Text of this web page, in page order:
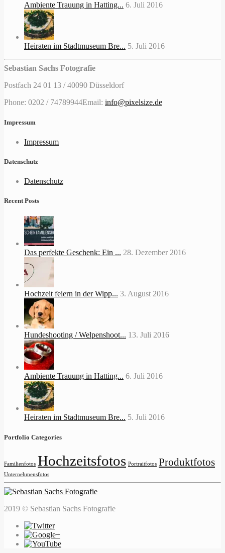
Ambiente Trauung in Hatting... 6. Juli 2016
Heiraten im Stadtmuseum Bre... 5. Juli 2016
Sebastian Sachs Fotografie
Postfach 24 01 13 / 40090 Düsseldorf
Phone: 0202 / 74789944Email: info@pixelsize.de
Impressum
Impressum
Datenschutz
Datenschutz
Recent Posts
Das perfekte Geschenk: Ein ... 28. Dezember 2016
Hochzeit feiern in der Wipp... 3. August 2016
Hundeshooting / Welpenshoot... 13. Juli 2016
Ambiente Trauung in Hatting... 6. Juli 2016
Heiraten im Stadtmuseum Bre... 5. Juli 2016
Portfolio Categories
Familienfotos Hochzeitsfotos Portraitfotos Produktfotos
Unternehmensfotos
2019 © Sebastian Sachs Fotografie